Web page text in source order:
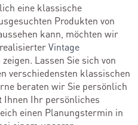
eine klassische
Produkten von
kann, möchten wir
realisierterVintage
Lassen Sie sich von
verschiedensten klassischen
beraten wir Sie persönlich
Ihnen Ihr persönliches
einen Planungstermin in